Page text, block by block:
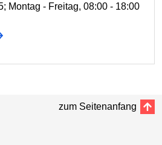
Montag - Freitag, 08:00 - 18:00
zum Seitenanfang